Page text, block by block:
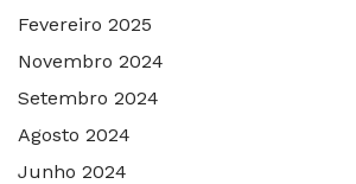
Fevereiro 2025
Novembro 2024
Setembro 2024
Agosto 2024
Junho 2024